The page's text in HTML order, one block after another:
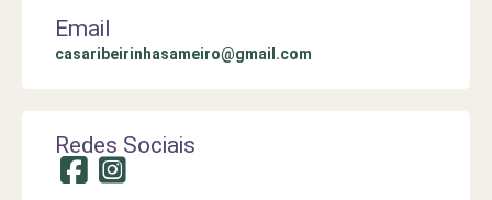
Email
casaribeirinhasameiro@gmail.com
Redes Sociais